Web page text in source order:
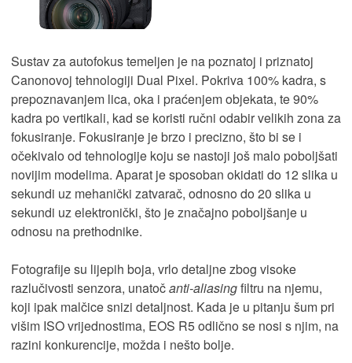
Sustav za autofokus temeljen je na poznatoj i priznatoj
Canonovoj tehnologiji Dual Pixel. Pokriva 100% kadra, s
prepoznavanjem lica, oka i praćenjem objekata, te 90%
kadra po vertikali, kad se koristi ručni odabir velikih zona za
fokusiranje. Fokusiranje je brzo i precizno, što bi se i
očekivalo od tehnologije koju se nastoji još malo poboljšati
novijim modelima. Aparat je sposoban okidati do 12 slika u
sekundi uz mehanički zatvarač, odnosno do 20 slika u
sekundi uz elektronički, što je značajno poboljšanje u
odnosu na prethodnike.
Fotografije su lijepih boja, vrlo detaljne zbog visoke
razlučivosti senzora, unatočanti-aliasingfiltru na njemu,
koji ipak malčice snizi detaljnost. Kada je u pitanju šum pri
višim ISO vrijednostima, EOS R5 odlično se nosi s njim, na
razini konkurencije, možda i nešto bolje.